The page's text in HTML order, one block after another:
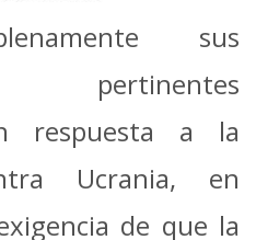
sus
pertinentes
respuesta a la
Ucrania, en
de que la